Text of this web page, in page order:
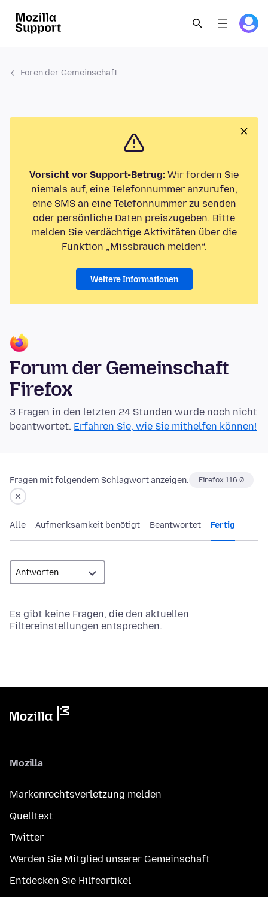
Foren der Gemeinschaft
Vorsicht vor Support-Betrug: Wir fordern Sie
niemals auf, eine Telefonnummer anzurufen,
eine SMS an eine Telefonnummer zu senden
oder persönliche Daten preiszugeben. Bitte
melden Sie verdächtige Aktivitäten über die
Funktion „Missbrauch melden“.
Weitere Informationen
Forum der Gemeinschaft
Firefox
3 Fragen in den letzten 24 Stunden wurde noch nicht
beantwortet. Erfahren Sie, wie Sie mithelfen können!
Fragen mit folgendem Schlagwort anzeigen: Firefox 116.0
Alle Aufmerksamkeit benötigt Beantwortet Fertig
Es gibt keine Fragen, die den aktuellen
Filtereinstellungen entsprechen.
Mozilla
Markenrechtsverletzung melden
Quelltext
Twitter
Werden Sie Mitglied unserer Gemeinschaft
Entdecken Sie Hilfeartikel